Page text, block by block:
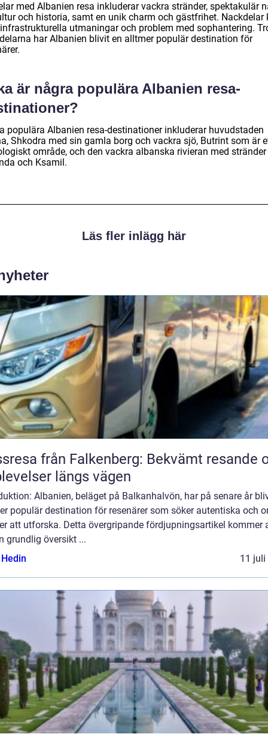
med Albanien resa inkluderar vackra stränder, spektakulär
och historia, samt en unik charm och gästfrihet. Nackdelar
utmaningar och problem med sophantering.
har Albanien blivit en alltmer populär destination för
är några populära Albanien resa-
populära Albanien resa-destinationer inkluderar huvudstaden
Shkodra med sin gamla borg och vackra sjö, Butrint som är
område, och den vackra albanska rivieran med
och Ksamil.
Läs fler inlägg här
från Falkenberg: Bekvämt resande
längs vägen
Albanien, beläget på Balkanhalvön, har på senare år
populär destination för resenärer som söker autentiska och
att utforska. Detta övergripande fördjupningsartikel kommer
grundlig översikt ...
11 juli